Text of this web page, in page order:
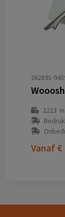
262891-
2223
Vanaf €